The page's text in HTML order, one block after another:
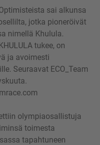
sai alkunsa
jotka pioneröivät
nimellä Khulula.
tukee, on
ja avoimesti
Seuraavat ECO_Team
olympiaosallistuja
toimesta
tapahtuneen